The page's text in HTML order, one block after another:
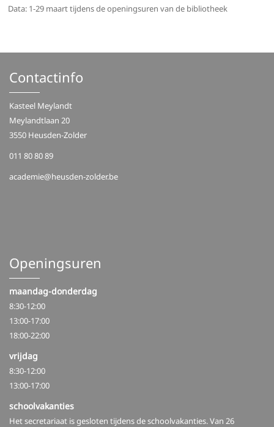
Data: 1-29 maart tijdens de openingsuren van de bibliotheek
Contactinfo
Kasteel Meylandt
Meylandtlaan 20
3550 Heusden-Zolder
011 80 80 89
academie@heusden-zolder.be
Openingsuren
maandag-donderdag
8:30-12:00
13:00-17:00
18:00-22:00
vrijdag
8:30-12:00
13:00-17:00
schoolvakanties
Het secretariaat is gesloten tijdens de schoolvakanties. Van 26